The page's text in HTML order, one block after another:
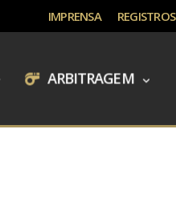
IMPRENSA REGISTROS
ARBITRAGEM